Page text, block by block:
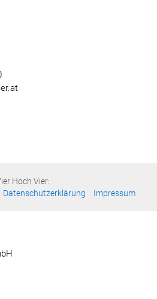
Hoch Vier:
Datenschutzerklärung Impressum